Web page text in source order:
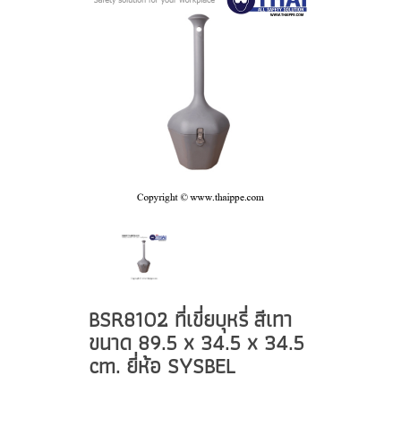
BSR8102 ที่เขี่ยบุหรี่ สีเทา
ขนาด 89.5 x 34.5 x 34.5
cm. ยี่ห้อ SYSBEL